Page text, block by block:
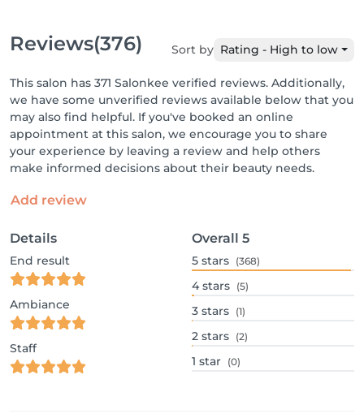
Reviews(376) Sort by Rating - High to low
This salon has 371 Salonkee verified reviews. Additionally,
we have some unverified reviews available below that you
may also find helpful. If you've booked an online
appointment at this salon, we encourage you to share
your experience by leaving a review and help others
make informed decisions about their beauty needs.
Add review
Details
End result
Ambiance
Staff
Overall 5
5 stars (368)
4 stars (5)
3 stars (1)
2 stars (2)
1 star (0)